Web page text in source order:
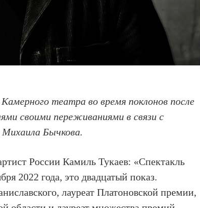
театра во время поклонов после
своими переживаниями в связи с
Михаила Бычкова.
России Камиль Тукаев: «Спектакль
2022 года, это двадцатый показ.
лауреат Платоновской премии,